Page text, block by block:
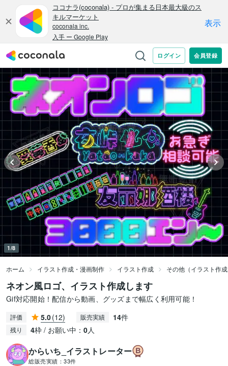
1/8
ホーム イラスト作成・漫画制作 イラスト作成 その他（イラスト作
ネオン風ロゴ、イラスト作成します
Gif対応開始！配信から動画、グッズまで幅広く利用可能！
評価 5.0(12) 販売実績 14件
残り 4枠 / お願い中： 0人
からいち_イラストレーター
総販売実績： 33件